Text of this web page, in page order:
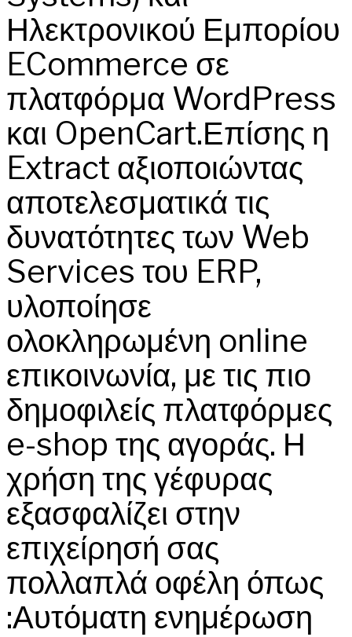
Ηλεκτρονικού Εμπορίου
ECommerce σε
πλατφόρμα WordPress
και OpenCart.Επίσης η
Extract αξιοποιώντας
αποτελεσματικά τις
δυνατότητες των Web
Services του ERP,
υλοποίησε
ολοκληρωμένη online
επικοινωνία, με τις πιο
δημοφιλείς πλατφόρμες
e-shop της αγοράς. Η
χρήση της γέφυρας
εξασφαλίζει στην
επιχείρησή σας
πολλαπλά οφέλη όπως
:Αυτόματη ενημέρωση